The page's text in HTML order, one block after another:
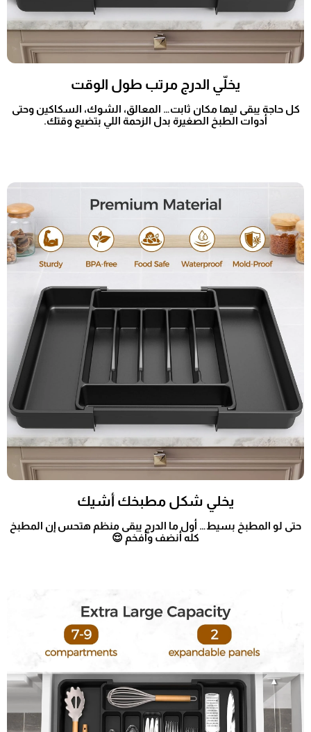
يخلّي الدرج مرتب طول الوقت
كل حاجة يبقى ليها مكان ثابت… المعالق، الشوك، السكاكين وحتى
أدوات الطبخ الصغيرة بدل الزحمة اللي بتضيع وقتك.
يخلي شكل مطبخك أشيك
حتى لو المطبخ بسيط… أول ما الدرج يبقى منظم هتحس إن المطبخ
كله أنضف وأفخم 😌